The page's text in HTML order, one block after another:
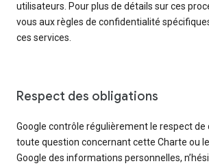
utilisateurs. Pour plus de détails sur ces
vous aux règles de confidentialité
ces services.
Respect des obligations
Google contrôle régulièrement le respect de
toute question concernant cette Charte ou
Google des informations personnelles,